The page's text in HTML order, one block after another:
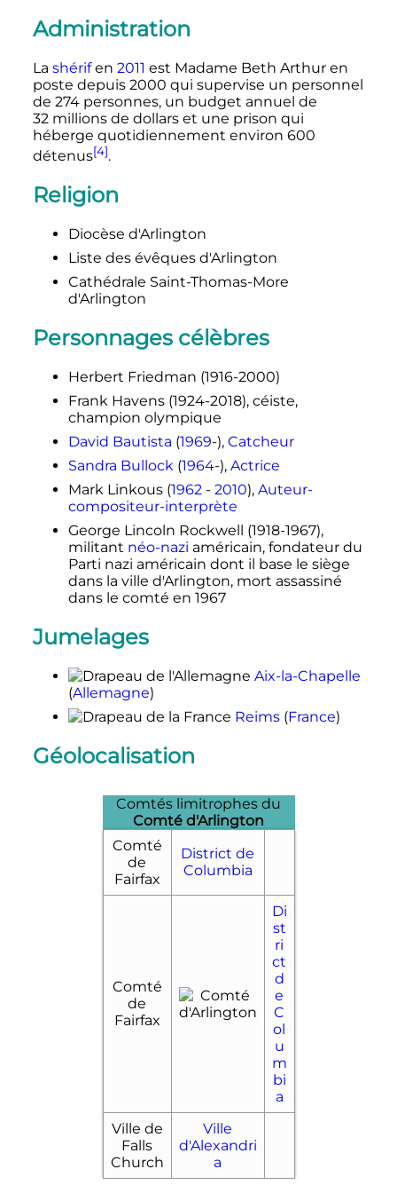
Administration
La shérifen 2011 est Madame Beth Arthur en
poste depuis 2000 qui supervise un personnel
de 274 personnes, un budget annuel de
32 millionsde dollars et une prison qui
héberge quotidiennement environ 600
détenus[4].
Religion
Diocèse d'Arlington
Liste des évêques d'Arlington
Cathédrale Saint-Thomas-More
d'Arlington
Personnages célèbres
Herbert Friedman (1916-2000)
Frank Havens (1924-2018), céiste,
champion olympique
David Bautista (1969-), Catcheur
Sandra Bullock (1964-), Actrice
Mark Linkous (1962 - 2010), Auteur-
compositeur-interprète
George Lincoln Rockwell (1918-1967),
militant néo-nazi américain, fondateur du
Parti nazi américain dont il base le siège
dans la ville d'Arlington, mort assassiné
dans le comté en 1967
Jumelages
Aix-la-Chapelle
(Allemagne)
Reims (France)
Géolocalisation
Comtés limitrophes du
Comté d'Arlington
Comté
de
Fairfax
District de
Columbia
Comté
de
Fairfax
Di
st
ri
ct
d
e
C
ol
u
m
bi
a
Ville de
Falls
Church
Ville
d'Alexandri
a